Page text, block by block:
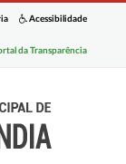
Acessibilidade
da Transparência